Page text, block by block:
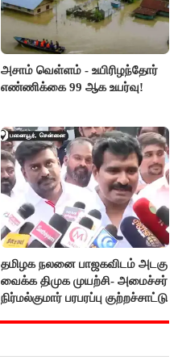
அசாம் வெள்ளம் - உயிரிழந்தோர்
எண்ணிக்கை 99 ஆக உயர்வு!
தமிழக நலனை பாஜகவிடம் அடகு
வைக்க திமுக முயற்சி- அமைச்சர்
நிர்மல்குமார் பரபரப்பு குற்றச்சாட்டு